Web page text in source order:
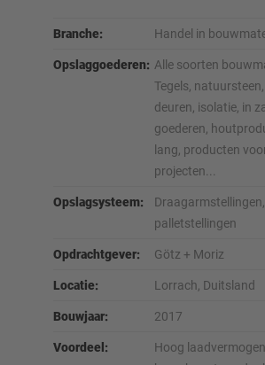
Branche: Handel in
Opslaggoederen: Alle soorten
Tegels,
deuren, isolatie, in
goederen,
lang, producten
projecten...
Opslagsysteem:
Draagarmstellingen,
palletstellingen
Opdrachtgever: Götz + Moriz
Locatie: Lorrach, Duitsland
Bouwjaar: 2017
Voordeel:
Hoog